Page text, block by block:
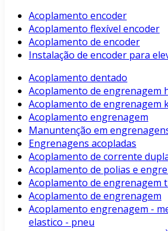
Acoplamento encoder
Acoplamento flexível encoder
Acoplamento de encoder
Instalação de encoder para
Acoplamento dentado
Acoplamento de engrenagem
Acoplamento de engrenagem
Acoplamento engrenagem
Manuntenção em
Engrenagens acopladas
Acoplamento de corrente
Acoplamento de polias e
Acoplamento de engrenagem
Acoplamento de engrenagem
Acoplamento engrenagem -
elastico - pneu